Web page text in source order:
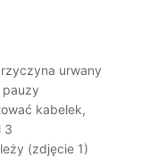
urwany
kabelek,
3
(zdjęcie 1)